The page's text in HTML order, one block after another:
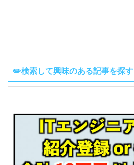
✏️検索して興味のある記事を探す